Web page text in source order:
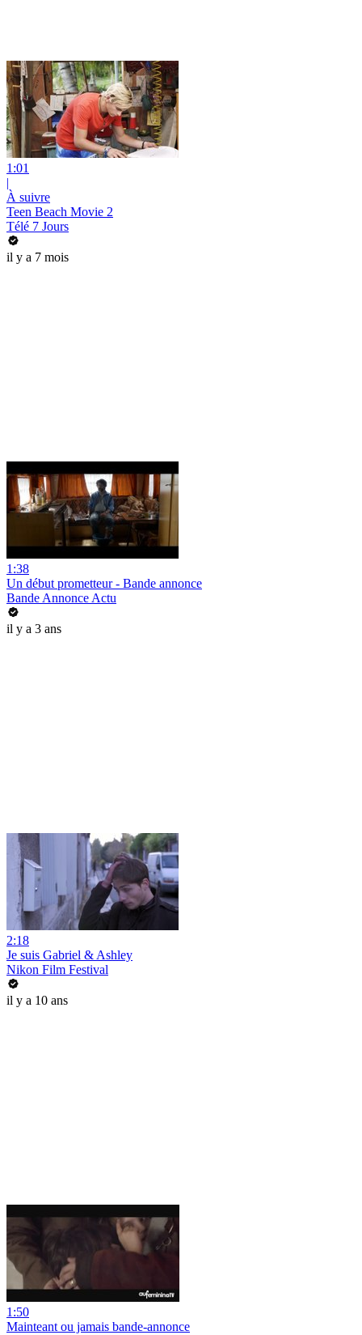
1:01
|
À suivre
Teen Beach Movie 2
Télé 7 Jours
il y a 7 mois
1:38
Un début prometteur - Bande annonce
Bande Annonce Actu
il y a 3 ans
2:18
Je suis Gabriel & Ashley
Nikon Film Festival
il y a 10 ans
1:50
Mainteant ou jamais bande-annonce